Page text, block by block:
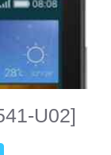
U02]